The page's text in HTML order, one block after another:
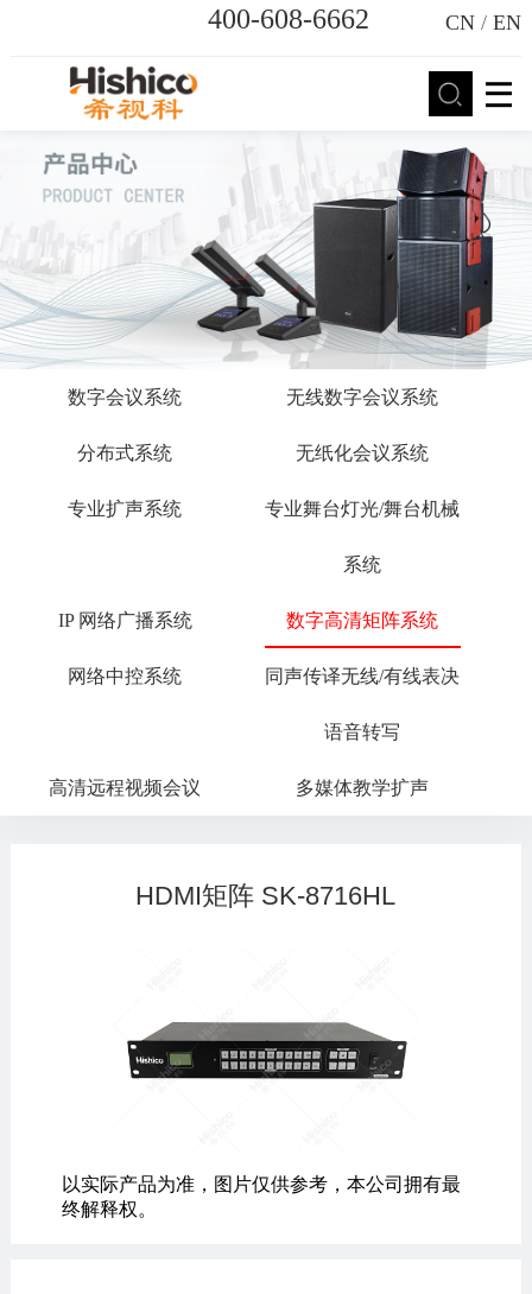
400-608-6662 CN /EN
数字会议系统 无线数字会议系统
分布式系统 无纸化会议系统
专业扩声系统 专业舞台灯光/舞台机械
系统
IP 网络广播系统 数字高清矩阵系统
网络中控系统 同声传译无线/有线表决
语音转写
高清远程视频会议 多媒体教学扩声
HDMI矩阵 SK-8716HL
以实际产品为准，图片仅供参考，本公司拥有最
终解释权。